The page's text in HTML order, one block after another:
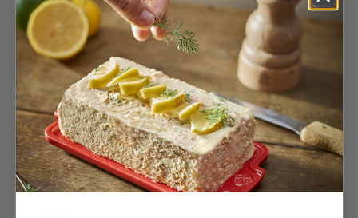
Moulin à poivre manuel en acryl et inox
u'Select 21 cm
69,90 €
Ajouter au panier
Daman
4.8/5-89avis
Moulin à poivre manuel en acryl et inox
u'Select 16 cm